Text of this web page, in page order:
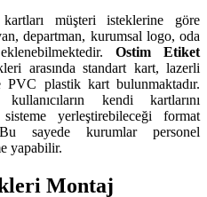
müşteri isteklerine göre
departman, kurumsal logo, oda
Ostim Etiket
arasında standart kart, lazerli
plastik kart bulunmaktadır.
kendi kartlarını
yerleştirebileceği format
sayede kurumlar personel
yapabilir.
Montaj